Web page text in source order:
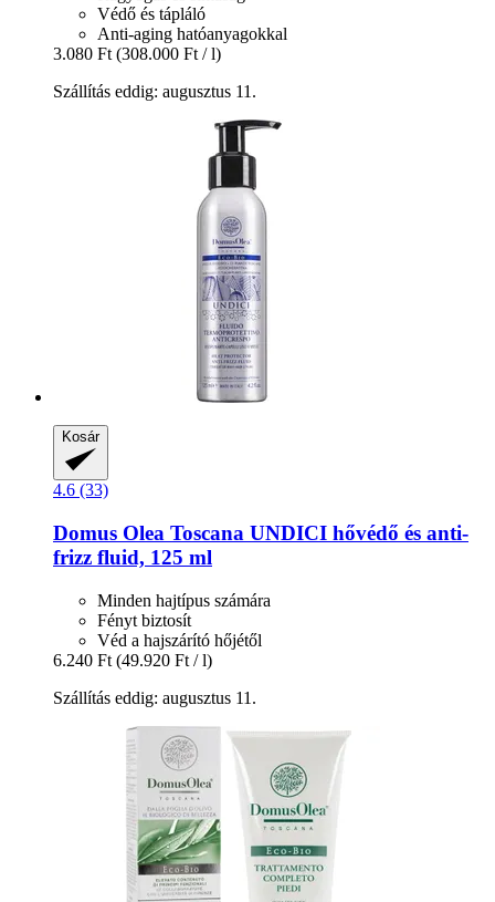
Védő és tápláló
Anti-aging hatóanyagokkal
3.080 Ft (308.000 Ft / l)
Szállítás eddig: augusztus 11.
Kosár
4.6 (33)
Domus Olea Toscana UNDICI hővédő és anti-​
frizz fluid, 125 ml
Minden hajtípus számára
Fényt biztosít
Véd a hajszárító hőjétől
6.240 Ft (49.920 Ft / l)
Szállítás eddig: augusztus 11.